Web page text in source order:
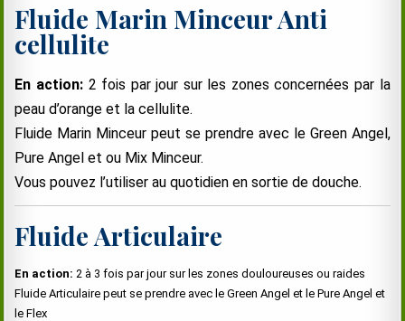
Fluide Marin Minceur Anti
cellulite
En action: 2 fois par jour sur les zones concernées par la
peau d’orange et la cellulite.
Fluide Marin Minceur peut se prendre avec le Green Angel,
Pure Angel et ou Mix Minceur.
Vous pouvez l’utiliser au quotidien en sortie de douche.
Fluide Articulaire
En action: 2 à 3 fois par jour sur les zones douloureuses ou raides
Fluide Articulaire peut se prendre avec le Green Angel et le Pure Angel et
le Flex